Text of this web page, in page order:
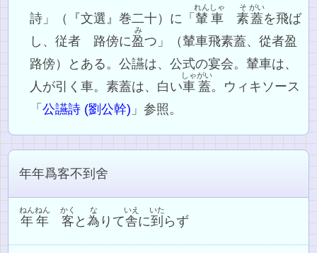
詩」（『文選』巻二十）に「 輦車
れんしゃ
素
そ
蓋
がい
を飛ば
し、従者 路傍に盈
み
つ」（輦車飛素蓋、從者盈
路傍）とある。公讌は、公式の宴会。輦車は、
人が引く車。素蓋は、白い車蓋
しゃがい
。ウィキソース
「公讌詩 (劉公幹) 」参照。
年年爲客不到舍
年年
ねんねん
客
かく
と為
な
りて舎
いえ
に到
いた
らず